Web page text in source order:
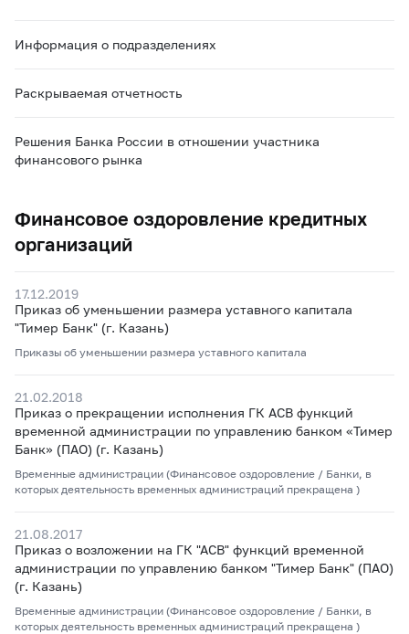
Информация о подразделениях
Раскрываемая отчетность
Решения Банка России в отношении участника
финансового рынка
Финансовое оздоровление кредитных
организаций
17.12.2019
Приказ об уменьшении размера уставного капитала
"Тимер Банк" (г. Казань)
Приказы об уменьшении размера уставного капитала
21.02.2018
Приказ о прекращении исполнения ГК АСВ функций
временной администрации по управлению банком «Тимер
Банк» (ПАО) (г. Казань)
Временные администрации (Финансовое оздоровление / Банки, в
которых деятельность временных администраций прекращена )
21.08.2017
Приказ о возложении на ГК "АСВ" функций временной
администрации по управлению банком "Тимер Банк" (ПАО)
(г. Казань)
Временные администрации (Финансовое оздоровление / Банки, в
которых деятельность временных администраций прекращена )